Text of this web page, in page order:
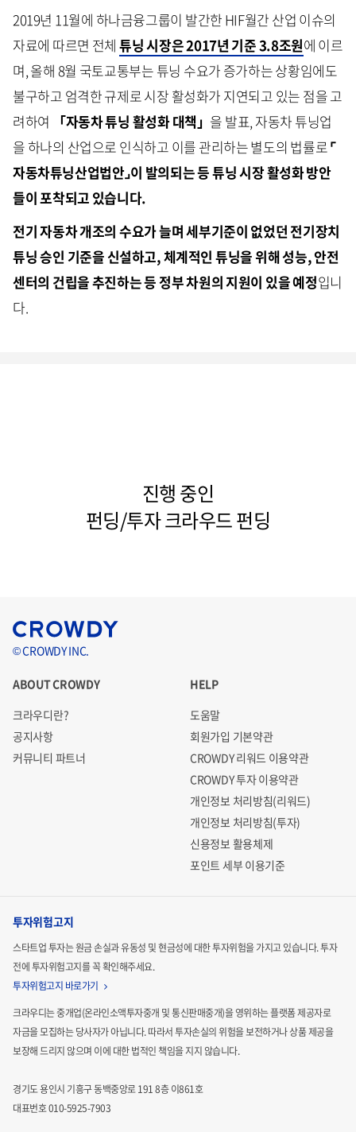
2019년 11월에 하나금융그룹이 발간한 HIF월간 산업 이슈의
자료에 따르면 전체튜닝 시장은 2017년 기준 3.8조원에 이르
며, 올해 8월 국토교통부는 튜닝 수요가 증가하는 상황임에도
불구하고 엄격한 규제로 시장 활성화가 지연되고 있는 점을 고
려하여 「자동차 튜닝 활성화 대책」 을 발표, 자동차 튜닝업
을 하나의 산업으로 인식하고 이를 관리하는 별도의 법률로⌜
자동차튜닝산업법안⌟이 발의되는 등 튜닝 시장 활성화 방안
들이 포착되고 있습니다.
전기 자동차 개조의 수요가 늘며 세부기준이 없었던 전기장치
튜닝 승인 기준을 신설하고, 체계적인 튜닝을 위해 성능, 안전
센터의 건립을 추진하는 등 정부 차원의 지원이 있을 예정입니
다.
진행 중인
펀딩/투자 크라우드 펀딩
© CROWDY INC.
ABOUT CROWDY
크라우디란?
공지사항
커뮤니티 파트너
HELP
도움말
회원가입 기본약관
CROWDY 리워드 이용약관
CROWDY 투자 이용약관
개인정보 처리방침(리워드)
개인정보 처리방침(투자)
신용정보 활용체제
포인트 세부 이용기준
투자위험고지
스타트업 투자는 원금 손실과 유동성 및 현금성에 대한 투자위험을 가지고 있습니다.투자
전에 투자위험고지를 꼭 확인해주세요.
투자위험고지 바로가기
크라우디는 중개업(온라인소액투자중개 및 통신판매중개)을 영위하는 플랫폼 제공자로
자금을 모집하는당사자가 아닙니다. 따라서 투자손실의 위험을 보전하거나 상품 제공을
보장해 드리지 않으며 이에 대한 법적인 책임을 지지 않습니다.
경기도 용인시 기흥구 동백중앙로 191 8층 이861호
대표번호 010-5925-7903